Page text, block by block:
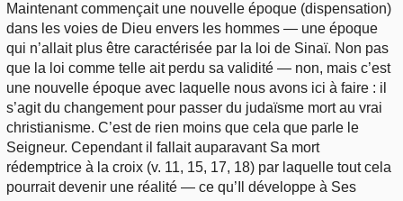
Maintenant commençait une nouvelle époque (dispensation)
dans les voies de Dieu envers les hommes — une époque
qui n’allait plus être caractérisée par la loi de Sinaï. Non pas
que la loi comme telle ait perdu sa validité — non, mais c’est
une nouvelle époque avec laquelle nous avons ici à faire : il
s’agit du changement pour passer du judaïsme mort au vrai
christianisme. C’est de rien moins que cela que parle le
Seigneur. Cependant il fallait auparavant Sa mort
rédemptrice à la croix (v. 11, 15, 17, 18) par laquelle tout cela
pourrait devenir une réalité — ce qu’Il développe à Ses